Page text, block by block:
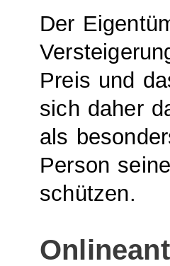
Der
Preis und
sich daher
als
Person
schützen.